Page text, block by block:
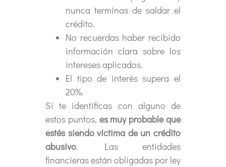
nunca terminas de saldar el
crédito.
No recuerdas haber recibido
información clara sobre los
intereses aplicados.
El tipo de interés supera el
20%.
Si te identificas con alguno de
estos puntos, es muy probable que
estés siendo víctima de un crédito
abusivo. Las entidades
financieras están obligadas por ley